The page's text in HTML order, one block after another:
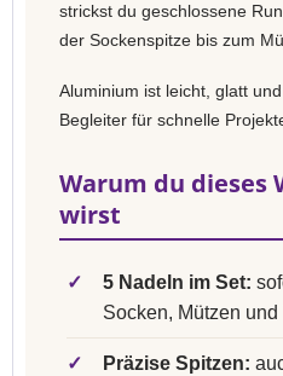
strickst du geschlossene
der Sockenspitze bis zum
Aluminium ist leicht, glatt
Begleiter für schnelle
Warum du dieses
wirst
✓ 5 Nadeln im Set:
Socken, Mützen
✓ Präzise Spitzen: